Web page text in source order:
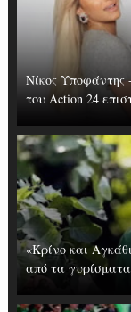
Νίκος
του Action 24
«Κρίνο και
από τα